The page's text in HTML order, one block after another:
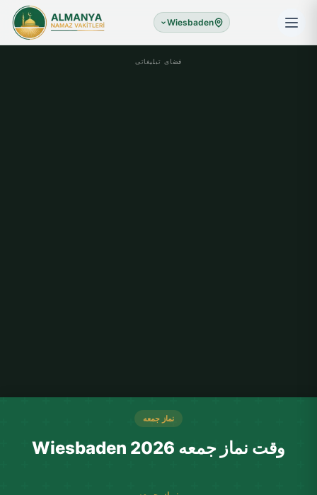
Wiesbaden
فضای تبلیغاتی
نماز جمعه
وقت نماز جمعه Wiesbaden 2026